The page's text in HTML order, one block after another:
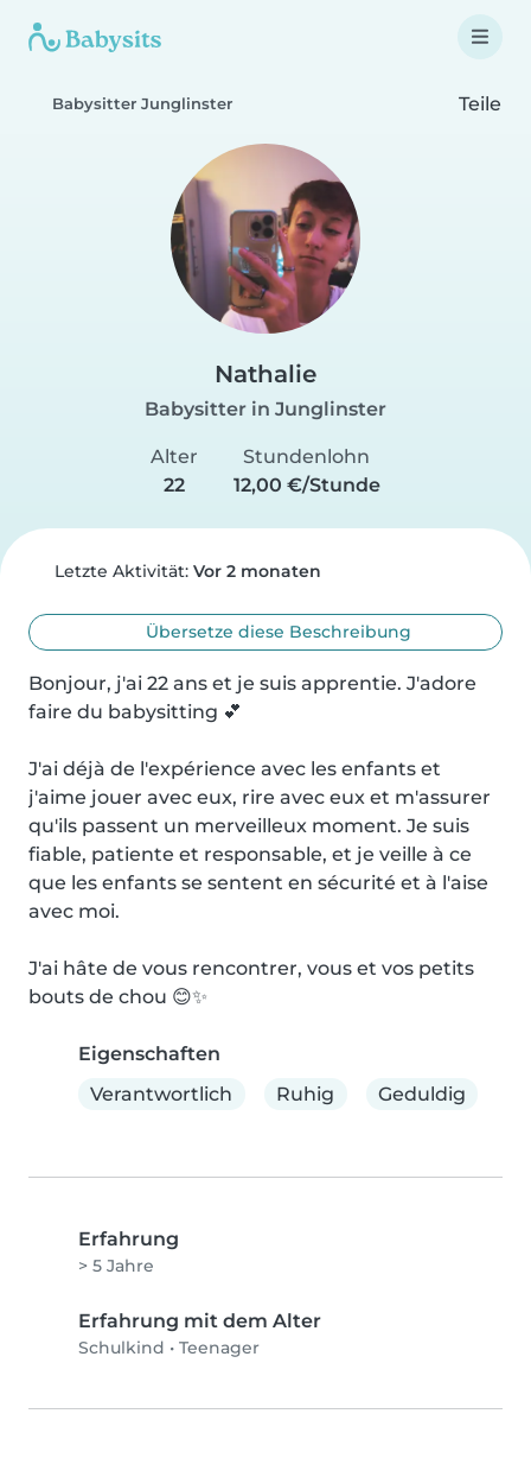
Babysitter Junglinster Teile
Nathalie
Babysitter in Junglinster
Alter
22
Stundenlohn
12,00 €/Stunde
Letzte Aktivität: Vor 2 monaten
Übersetze diese Beschreibung
Bonjour, j'ai 22 ans et je suis apprentie. J'adore
faire du babysitting 💕
J'ai déjà de l'expérience avec les enfants et
j'aime jouer avec eux, rire avec eux et m'assurer
qu'ils passent un merveilleux moment. Je suis
fiable, patiente et responsable, et je veille à ce
que les enfants se sentent en sécurité et à l'aise
avec moi.
J'ai hâte de vous rencontrer, vous et vos petits
bouts de chou 😊✨
Eigenschaften
Verantwortlich
Ruhig Geduldig
Erfahrung
> 5 Jahre
Erfahrung mit dem Alter
Schulkind • Teenager